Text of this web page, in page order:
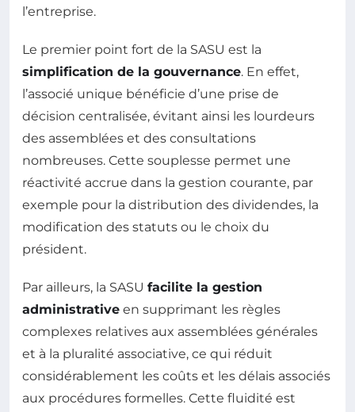
l’entreprise.
Le premier point fort de la SASU est la
simplification de la gouvernance. En effet,
l’associé unique bénéficie d’une prise de
décision centralisée, évitant ainsi les lourdeurs
des assemblées et des consultations
nombreuses. Cette souplesse permet une
réactivité accrue dans la gestion courante, par
exemple pour la distribution des dividendes, la
modification des statuts ou le choix du
président.
Par ailleurs, la SASU facilite la gestion
administrative en supprimant les règles
complexes relatives aux assemblées générales
et à la pluralité associative, ce qui réduit
considérablement les coûts et les délais associés
aux procédures formelles. Cette fluidité est